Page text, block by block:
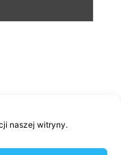
naszej witryny.